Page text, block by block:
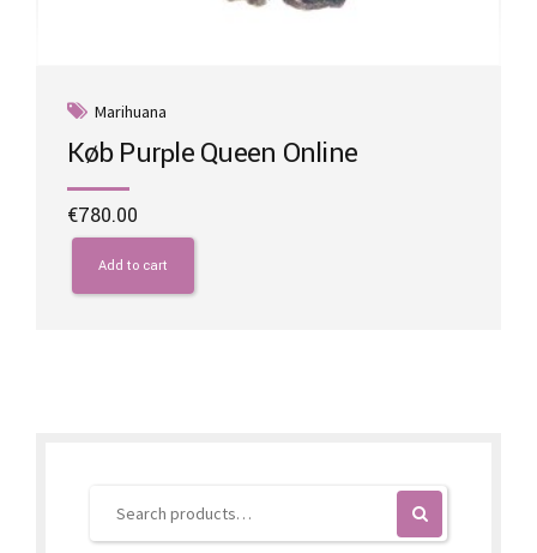
Marihuana
Køb Purple Queen Online
€780.00
Add to cart